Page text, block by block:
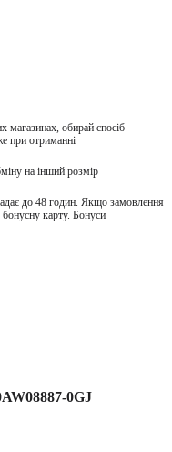
магазинах, обирай спосіб
при отриманні
на інший розмір
до 48 годин. Якщо замовлення
карту. Бонуси
0GJ